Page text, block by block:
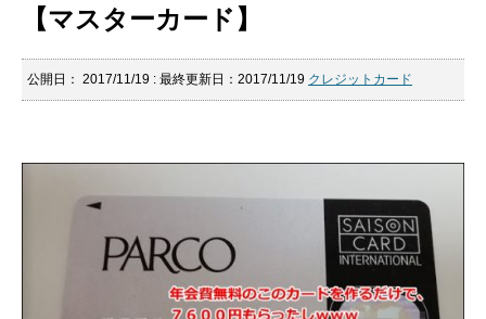
【マスターカード】
公開日： 2017/11/19 : 最終更新日：2017/11/19 クレジットカード